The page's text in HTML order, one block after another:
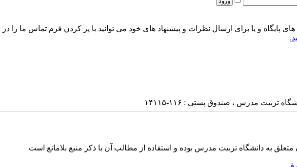
پایگاه و یا برای ارسال نظرات و پیشنهاد های خود می توانید با پر کردن فرم تماس ما را در
تربیت مدرس ، صندوق پستی : ۱۱۶-۱۴۱۱۵
به دانشگاه تربیت مدرس بوده و استفاده از مطالب آن با ذکر منبع بلامانع است